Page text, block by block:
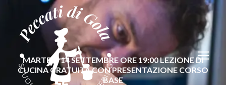
MARTEDÌ 14 SETTEMBRE ORE 19:00 LEZIONE DI
CUCINA GRATUITA CON PRESENTAZIONE CORSO
BASE